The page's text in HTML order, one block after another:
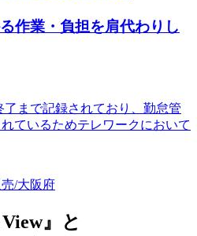
作業・負担を肩代わりし
まで記録されており、勤怠管
ているためテレワークにおいて
/大阪府
』と